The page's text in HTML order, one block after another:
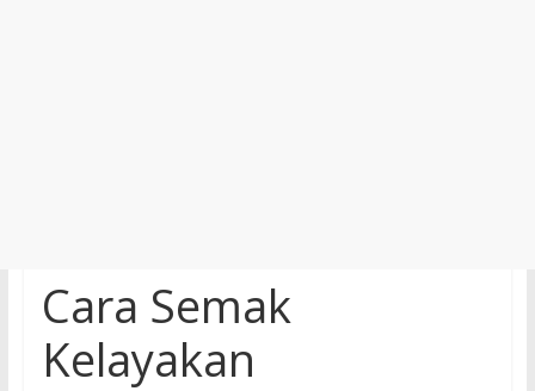
Cara Semak
Kelayakan